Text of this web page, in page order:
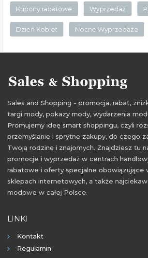
Kupony rabatowe Wyprzedaż
Dzień Kobiet Nocne Wyprzedaże
Sales and Shopping - promocja, rabat,
targi mody, pokazy mody, wydarzenia
Promujemy ideę smart shoppingu, czyli
przemyślanie i sprytne zakupy, do czego
Twoją rodzinę i znajomych. Znajdziesz tu
promocje i wyprzedaż w centrach
rabatowe i oferty specjalne obowiązujące
sklepach internetowych, a także
modowe w całej Polsce.
LINKI
Kontakt
Regulamin